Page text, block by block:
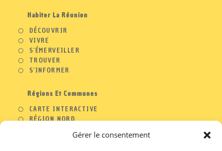
Gérer le consentement
Habiter La Réunion
DÉCOUVRIR
VIVRE
S'ÉMERVEILLER
TROUVER
S'INFORMER
Régions Et Communes
CARTE INTERACTIVE
RÉGION NORD